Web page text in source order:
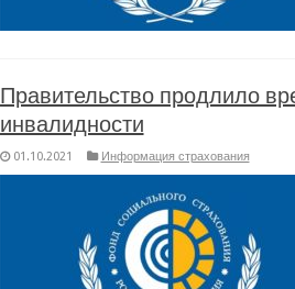
Правительство продлило
инвалидности
01.10.2021 Информация страхования